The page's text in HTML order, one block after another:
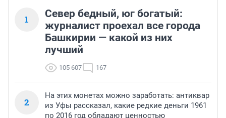
1
Север бедный, юг богатый:
журналист проехал все города
Башкирии — какой из них
лучший
105 607 167
2
На этих монетах можно заработать: антиквар
из Уфы рассказал, какие редкие деньги 1961
по 2016 год обладают ценностью